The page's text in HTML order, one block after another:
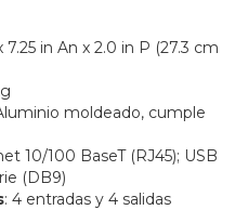
7.25 in An x 2.0 in P (27.3 cm
moldeado, cumple
10/100 BaseT (RJ45); USB
(DB9)
: 4 entradas y 4 salidas